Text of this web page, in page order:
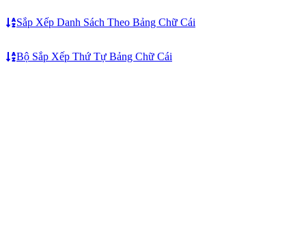
Sắp Xếp Danh Sách Theo Bảng Chữ Cái
Bộ Sắp Xếp Thứ Tự Bảng Chữ Cái